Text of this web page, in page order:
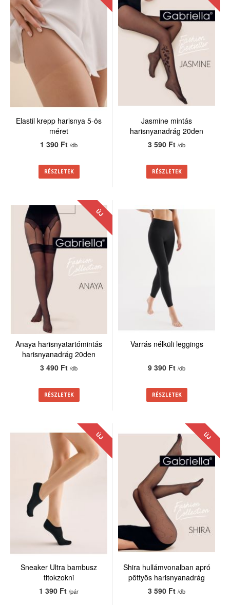
Elastil krepp harisnya 5-ös
méret
1 390 Ft/db
RÉSZLETEK
Jasmine mintás
harisnyanadrág 20den
3 590 Ft/db
RÉSZLETEK
ÚJ
Anaya harisnyatartómintás
harisnyanadrág 20den
3 490 Ft/db
RÉSZLETEK
Varrás nélküli leggings
9 390 Ft/db
RÉSZLETEK
ÚJ
Sneaker Ultra bambusz
titokzokni
1 390 Ft/pár
ÚJ
Shira hullámvonalban apró
pöttyös harisnyanadrág
20den
3 590 Ft/db